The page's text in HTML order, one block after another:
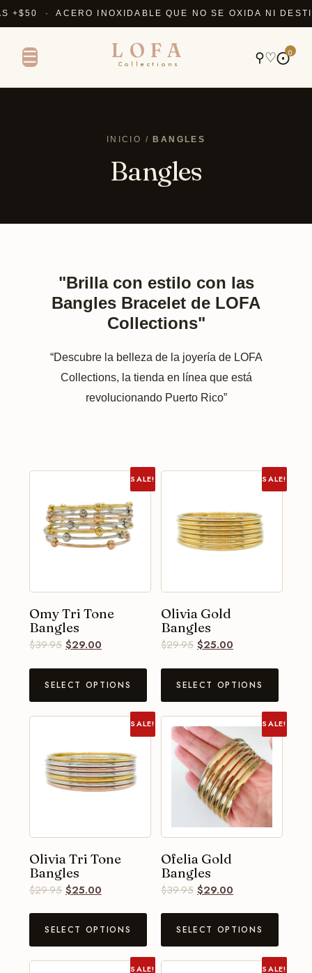
· ACERO INOXIDABLE QUE NO SE OXIDA NI
☰ LOFA
Collections ⚲♡⨀0
INICIO / BANGLES
Bangles
"Brilla con estilo con las
Bangles Bracelet de LOFA
Collections"
“Descubre la belleza de la joyería de LOFA
Collections, la tienda en línea que está
revolucionando Puerto Rico”
SALE!
Omy Tri Tone
Bangles
$39.95 $29.00
SELECT OPTIONS
SALE!
Olivia Gold
Bangles
$29.95 $25.00
SELECT OPTIONS
SALE!
Olivia Tri Tone
Bangles
$29.95 $25.00
SELECT OPTIONS
SALE!
Ofelia Gold
Bangles
$39.95 $29.00
SELECT OPTIONS
SALE! SALE!